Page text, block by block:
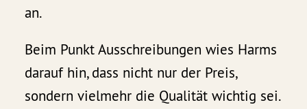
an.
Beim Punkt Ausschreibungen wies Harms
darauf hin, dass nicht nur der Preis,
sondern vielmehr die Qualität wichtig sei.